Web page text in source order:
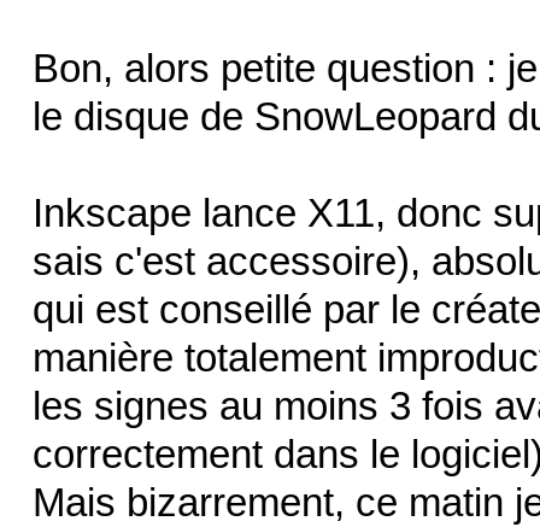
Bon, alors petite question :
le disque de SnowLeopard
Inkscape lance X11, donc
sais c'est accessoire),
qui est conseillé par le
manière totalement
les signes au moins 3 fois
correctement dans le
Mais bizarrement, ce matin